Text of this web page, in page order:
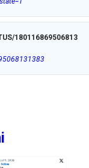
180116869506813